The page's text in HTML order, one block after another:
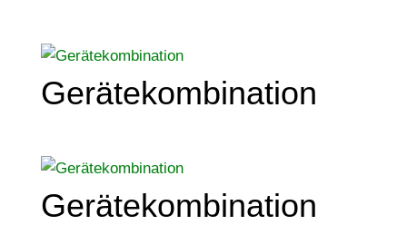
Gerätekombination
Gerätekombination